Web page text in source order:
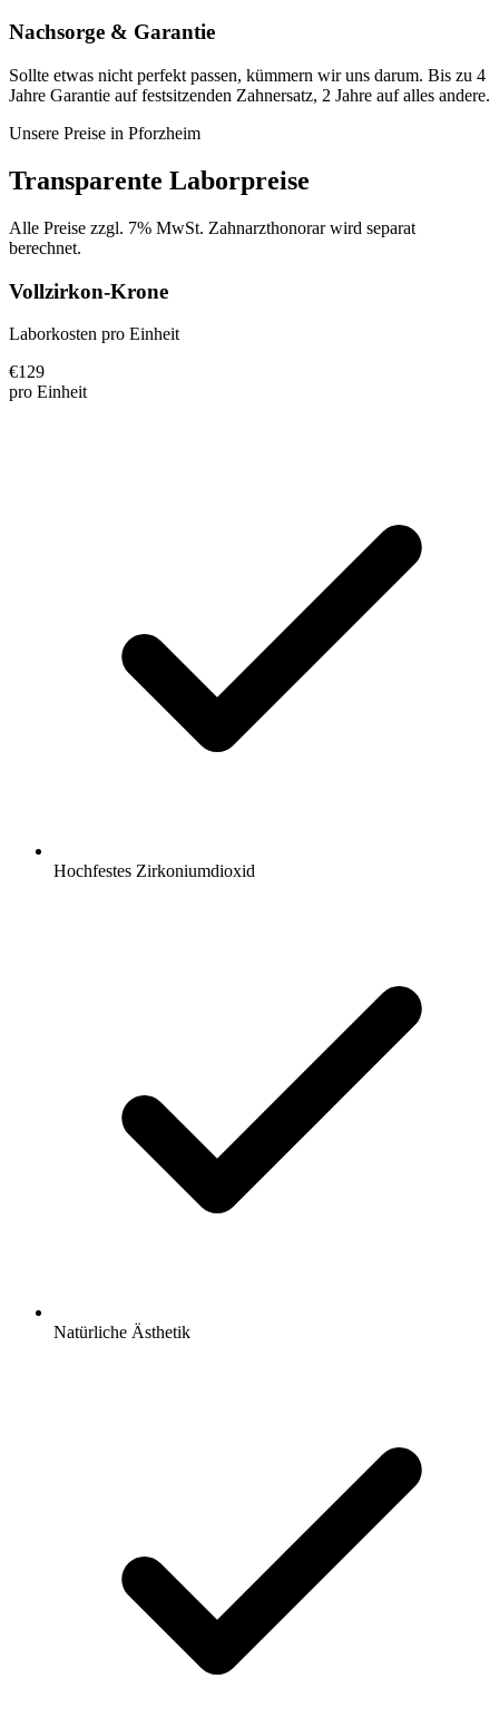
Nachsorge & Garantie
Sollte etwas nicht perfekt passen, kümmern wir uns darum. Bis zu 4
Jahre Garantie auf festsitzenden Zahnersatz, 2 Jahre auf alles andere.
Unsere Preise in Pforzheim
Transparente Laborpreise
Alle Preise zzgl. 7% MwSt. Zahnarzthonorar wird separat
berechnet.
Vollzirkon-Krone
Laborkosten pro Einheit
€129
pro Einheit
Hochfestes Zirkoniumdioxid
Natürliche Ästhetik